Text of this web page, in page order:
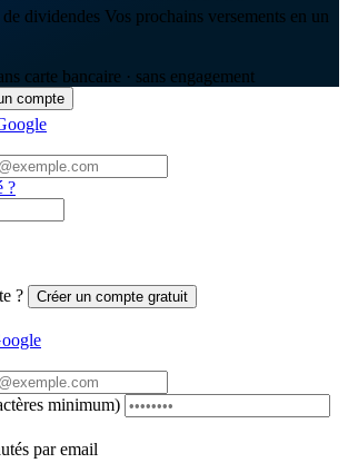
dividendes Vos prochains versements en un
carte bancaire · sans engagement
compte
?
? Créer un compte gratuit
minimum)
par email